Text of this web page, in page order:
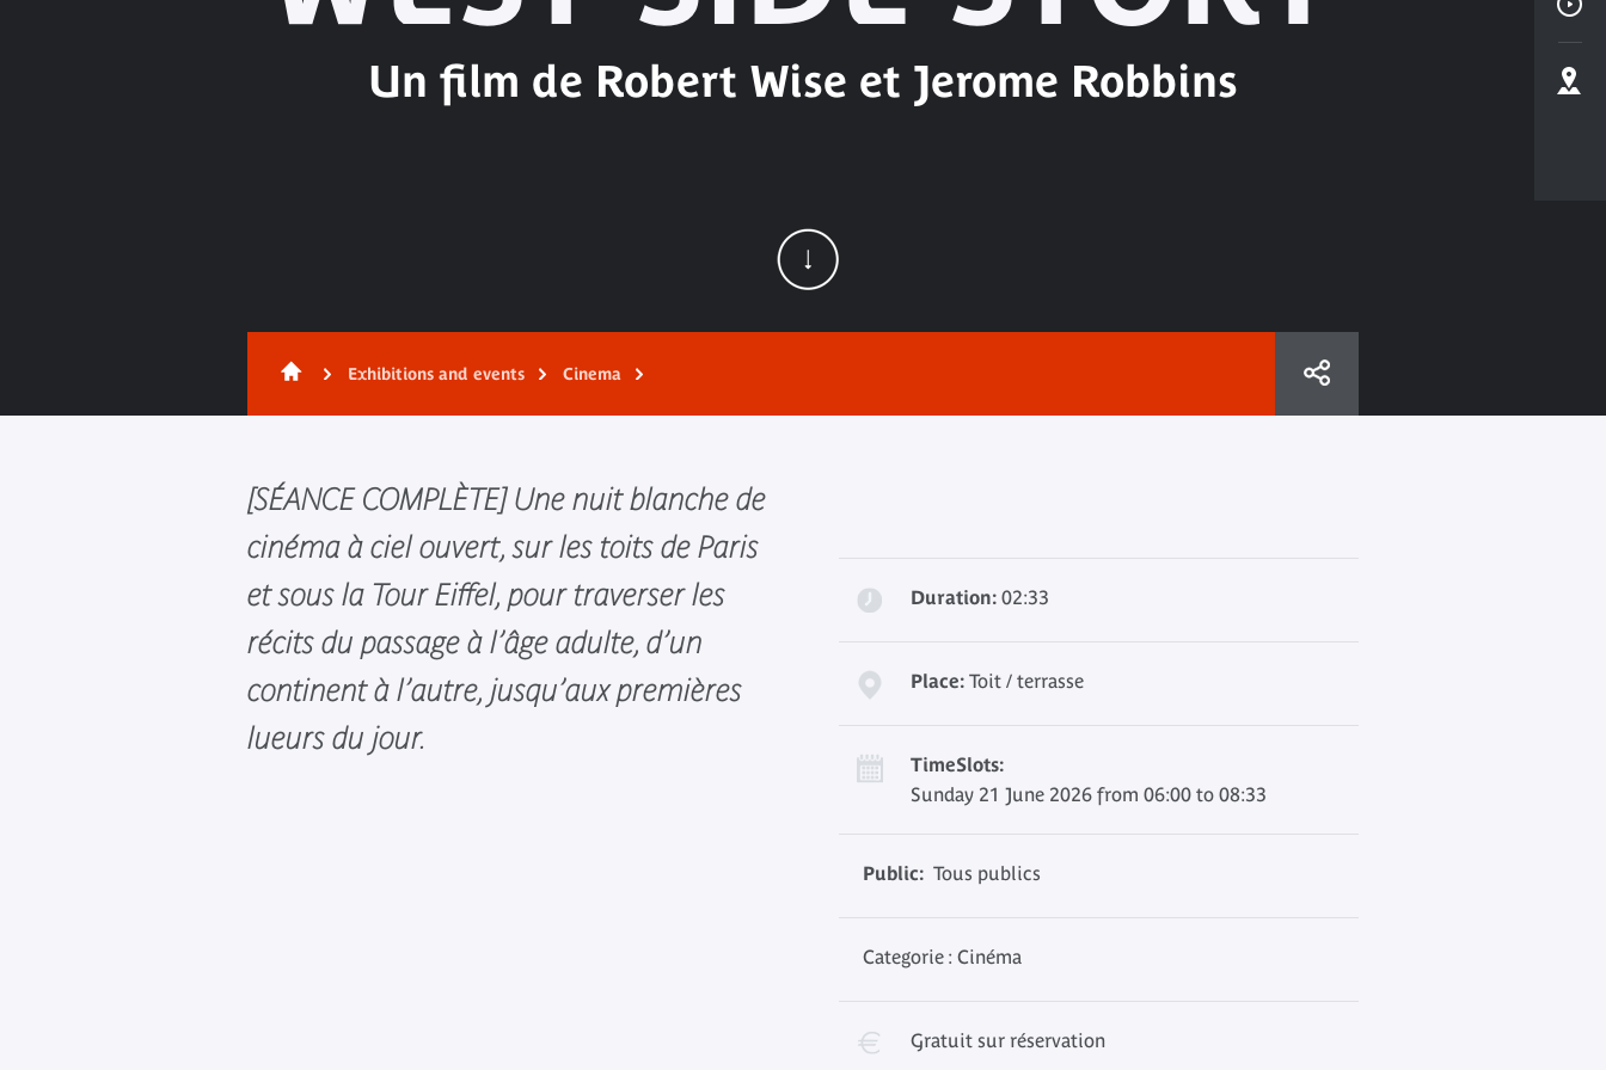
Un film de Robert Wise et Jerome Robbins
Exhibitions and events Cinema
[SÉANCE COMPLÈTE] Une nuit blanche de
cinéma à ciel ouvert, sur les toits de Paris
et sous la Tour Eiffel, pour traverser les
récits du passage à l’âge adulte, d’un
continent à l’autre, jusqu’aux premières
lueurs du jour.
Duration: 02:33
Place: Toit / terrasse
TimeSlots:
Sunday 21 June 2026 from 06:00 to 08:33
Public: Tous publics
Categorie : Cinéma
Gratuit sur réservation